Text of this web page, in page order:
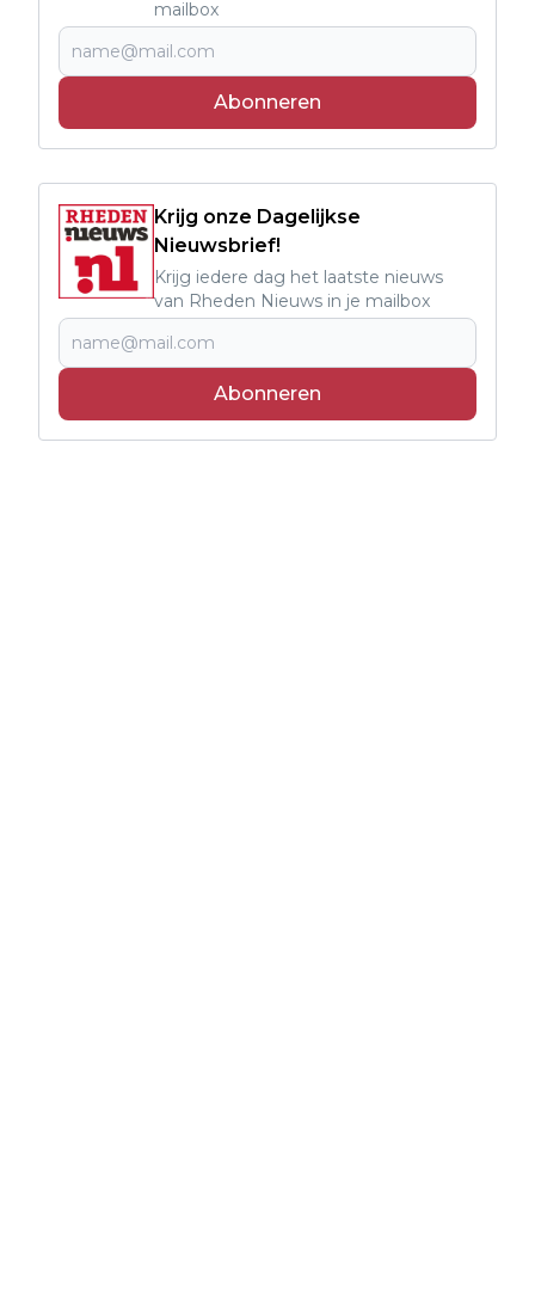
mailbox
Abonneren
Krijg onze Dagelijkse
Nieuwsbrief!
Krijg iedere dag het laatste nieuws
van Rheden Nieuws in je mailbox
Abonneren